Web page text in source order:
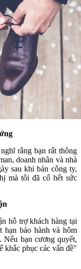
rằng bạn rất thông
doanh nhân và nhà
sau khi bán công ty,
mà tôi đã cố hết sức
hỗ trợ khách hàng tại
bảo hành và hôm
Nếu bạn cương quyết,
khắc phục các vấn đề"